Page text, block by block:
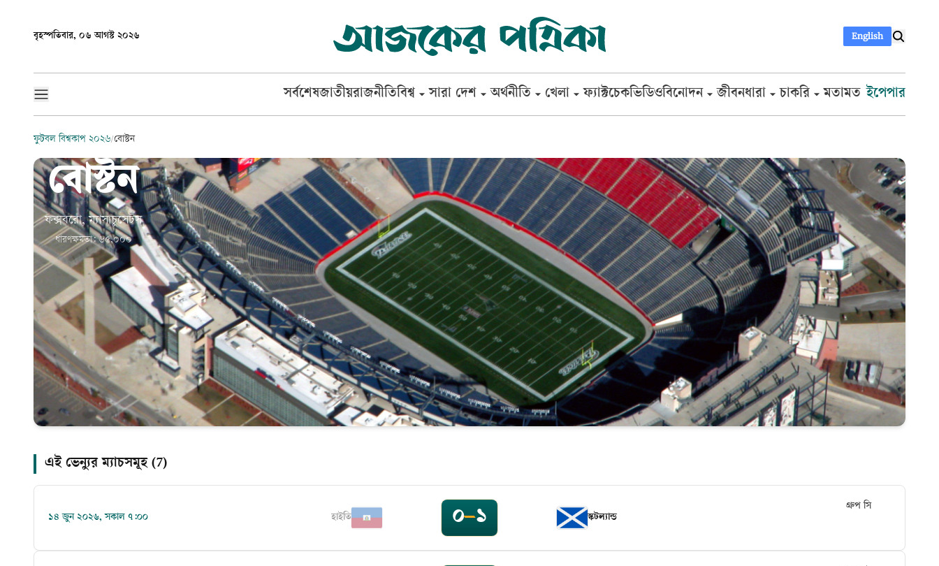
বৃহস্পতিবার, ০৬ আগস্ট ২০২৬ English
সর্বশেষজাতীয়রাজনীতিবিশ্ব সারা দেশ অর্থনীতি খেলা ফ্যাক্টচেকভিডিওবিনোদন জীবনধারা চাকরি মতামত ইপেপার
ফুটবল বিশ্বকাপ ২০২৬/বোস্টন
বোস্টন
ফক্সবরো, ম্যাসাচুসেটস
ধারণক্ষমতা:৬৫,০০০
এই ভেন্যুর ম্যাচসমূহ (7)
১৪ জুন ২০২৬, সকাল ৭:০০ হাইতি ০–১ স্কটল্যান্ড
গ্রুপ সি